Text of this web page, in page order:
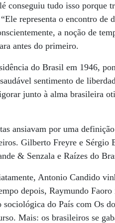
conseguiu tudo isso porque
representa o encontro de
a noção de
antes do primeiro.
do Brasil em 1946,
sentimento de
junto à alma brasileira
ansiavam por uma
Gilberto Freyre e Sérgio
& Senzala e Raízes do
Antonio Candido
depois, Raymundo
do País com Os
Mais: os brasileiros se